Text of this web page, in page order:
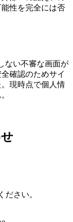
性を完全には否
ない不審な画面が
確認のためサイ
現時点で個人情
ださい。